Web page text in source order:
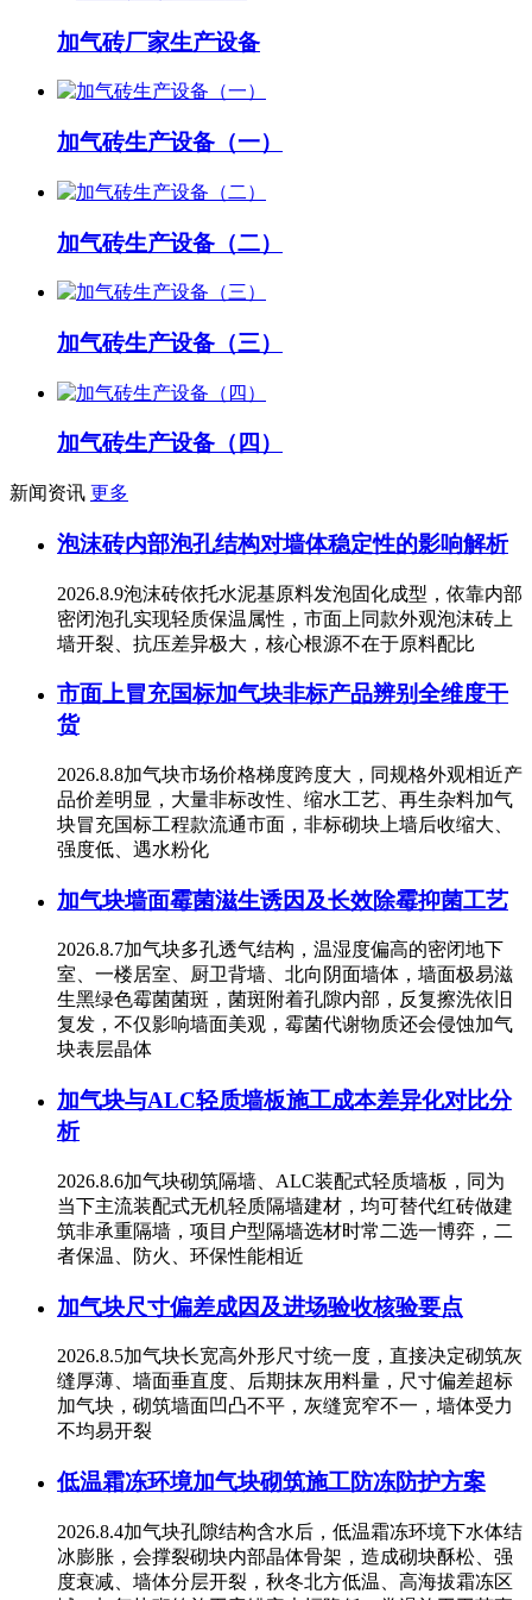
加气砖厂家生产设备
加气砖生产设备（一）
加气砖生产设备（二）
加气砖生产设备（三）
加气砖生产设备（四）
新闻资讯 更多
泡沫砖内部泡孔结构对墙体稳定性的影响解析
2026.8.9泡沫砖依托水泥基原料发泡固化成型，依靠内部
密闭泡孔实现轻质保温属性，市面上同款外观泡沫砖上
墙开裂、抗压差异极大，核心根源不在于原料配比
市面上冒充国标加气块非标产品辨别全维度干
货
2026.8.8加气块市场价格梯度跨度大，同规格外观相近产
品价差明显，大量非标改性、缩水工艺、再生杂料加气
块冒充国标工程款流通市面，非标砌块上墙后收缩大、
强度低、遇水粉化
加气块墙面霉菌滋生诱因及长效除霉抑菌工艺
2026.8.7加气块多孔透气结构，温湿度偏高的密闭地下
室、一楼居室、厨卫背墙、北向阴面墙体，墙面极易滋
生黑绿色霉菌菌斑，菌斑附着孔隙内部，反复擦洗依旧
复发，不仅影响墙面美观，霉菌代谢物质还会侵蚀加气
块表层晶体
加气块与ALC轻质墙板施工成本差异化对比分
析
2026.8.6加气块砌筑隔墙、ALC装配式轻质墙板，同为
当下主流装配式无机轻质隔墙建材，均可替代红砖做建
筑非承重隔墙，项目户型隔墙选材时常二选一博弈，二
者保温、防火、环保性能相近
加气块尺寸偏差成因及进场验收核验要点
2026.8.5加气块长宽高外形尺寸统一度，直接决定砌筑灰
缝厚薄、墙面垂直度、后期抹灰用料量，尺寸偏差超标
加气块，砌筑墙面凹凸不平，灰缝宽窄不一，墙体受力
不均易开裂
低温霜冻环境加气块砌筑施工防冻防护方案
2026.8.4加气块孔隙结构含水后，低温霜冻环境下水体结
冰膨胀，会撑裂砌块内部晶体骨架，造成砌块酥松、强
度衰减、墙体分层开裂，秋冬北方低温、高海拔霜冻区